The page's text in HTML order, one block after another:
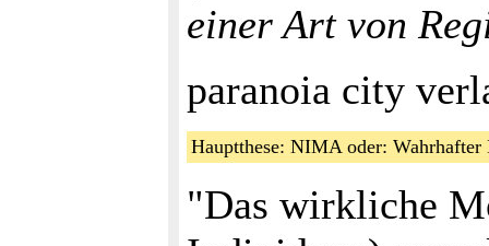
einer Art von
paranoia city
Hauptthese: NIMA oder:
"Das wirkliche